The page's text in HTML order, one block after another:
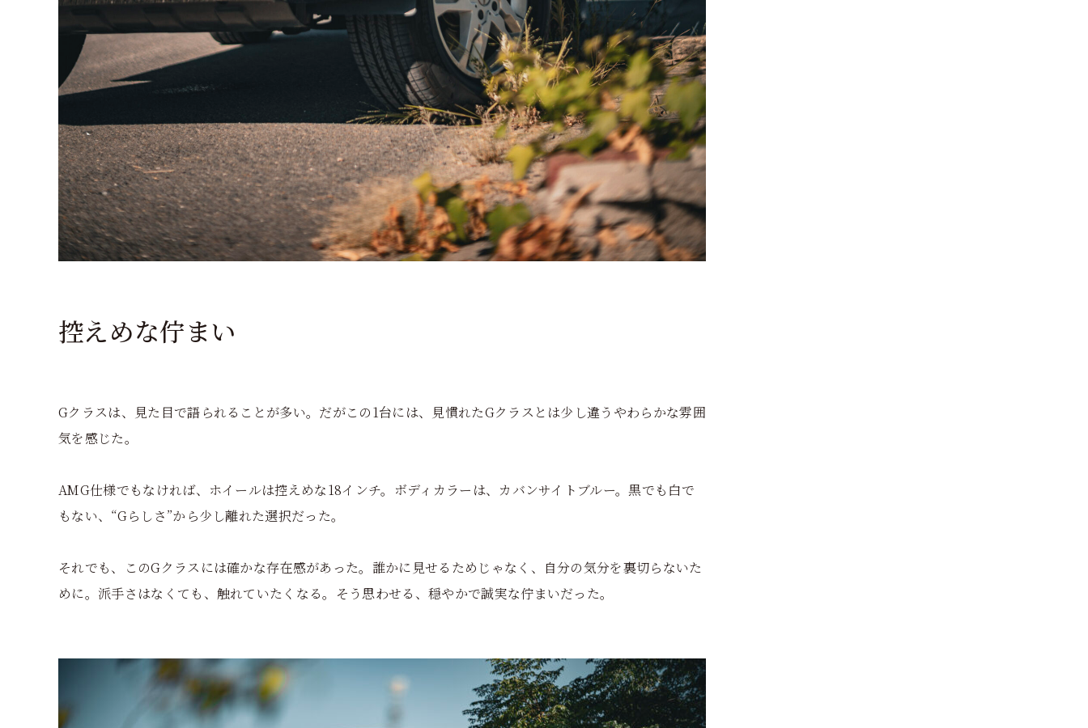
控えめな佇まい
Gクラスは、見た目で語られることが多い。だがこの1台には、見慣れたGクラスとは少し違うやわらかな雰囲
気を感じた。
AMG仕様でもなければ、ホイールは控えめな18インチ。ボディカラーは、カバンサイトブルー。黒でも白で
もない、“Gらしさ”から少し離れた選択だった。
それでも、このGクラスには確かな存在感があった。誰かに見せるためじゃなく、自分の気分を裏切らないた
めに。派手さはなくても、触れていたくなる。そう思わせる、穏やかで誠実な佇まいだった。